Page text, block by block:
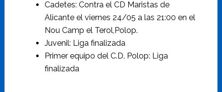
Cadetes: Contra el CD Maristas de
Alicante el viernes 24/05 a las 21:00 en el
Nou Camp el Terol,Polop.
Juvenil: Liga finalizada
Primer equipo del C.D. Polop: Liga
finalizada